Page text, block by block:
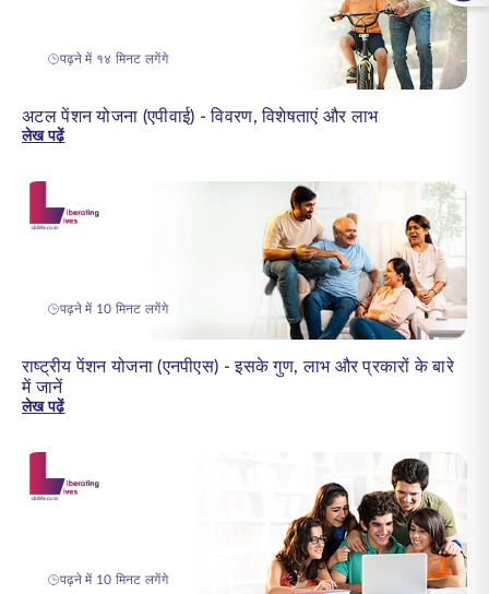
पढ़ने में १४ मिनट लगेंगे
अटल पेंशन योजना (एपीवाई) - विवरण, विशेषताएं और लाभ
लेख पढ़ें
पढ़ने में 10 मिनट लगेंगे
राष्ट्रीय पेंशन योजना (एनपीएस) - इसके गुण, लाभ और प्रकारों के बारे
में जानें
लेख पढ़ें
पढ़ने में 10 मिनट लगेंगे